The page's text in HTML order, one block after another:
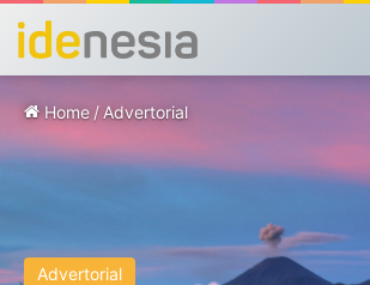
Home / Advertorial
Advertorial